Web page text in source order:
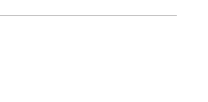
黄金